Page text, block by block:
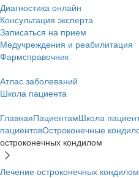
Диагностика онлайн
Консультация эксперта
Записаться на прием
Медучреждения и реабилитация
Фармсправочник
Атлас заболеваний
Школа пациента
ГлавнаяПациентамШкола
пациентовОстроконечные
остроконечных кондилом
Лечение остроконечных кондилом